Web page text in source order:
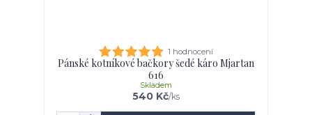
1 hodnocení
Pánské kotníkové bačkory šedé káro Mjartan
616
540 Kč/ks
Skladem